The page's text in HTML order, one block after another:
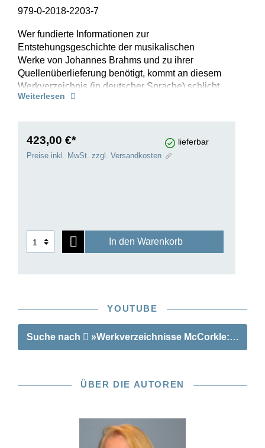
979-0-2018-2203-7
Wer fundierte Informationen zur
Entstehungsgeschichte der musikalischen
Werke von Johannes Brahms und zu ihrer
Quellenüberlieferung benötigt, kommt an diesem
Werkverzeichnis (in deutscher Sprache) schlicht
nicht vorbei. Seit seinem Erscheinen Mitte der
Kanadierin Margit McCorkle, erhielt für das Opus
Magnum neben anderen Auszeichnungen den
Robert Schumann (HN 2204).
Weiterlesen
423,00 €* lieferbar
Preise inkl. MwSt. zzgl. Versandkosten
In den Warenkorb
YOUTUBE
Suche nach »Werkverzeichnisse McCorkle:
ÜBER DIE AUTOREN